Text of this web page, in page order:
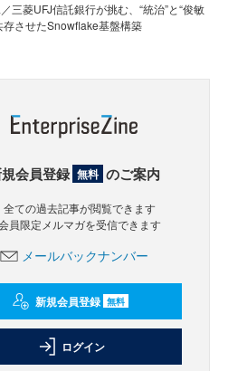
三菱UFJ信託銀行が挑む、“統治”と“俊敏
存させたSnowflake基盤構築
会員登録 無料 のご案内
全ての過去記事が閲覧できます
員限定メルマガを受信できます
メールバックナンバー
新規会員登録 無料
ログイン